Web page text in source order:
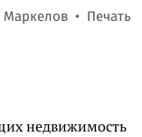
Маркелов Печать
недвижимость